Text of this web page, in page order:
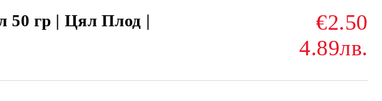
50 гр | Цял Плод |
€2.50
4.89лв.